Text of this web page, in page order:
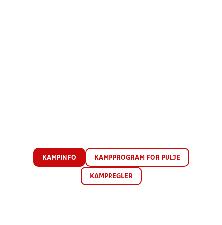
KAMPINFO KAMPPROGRAM FOR PULJE
KAMPREGLER